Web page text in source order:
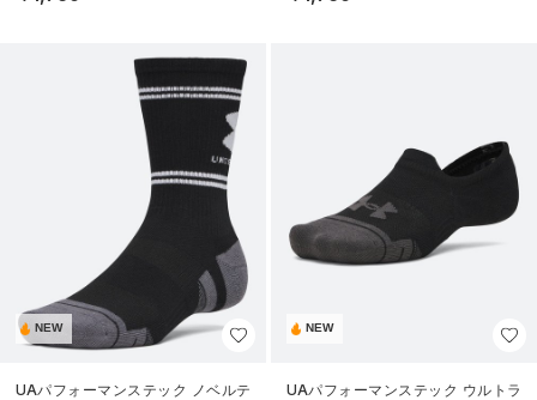
NEW
UAパフォーマンステック ノベルテ
NEW
UAパフォーマンステック ウルトラ